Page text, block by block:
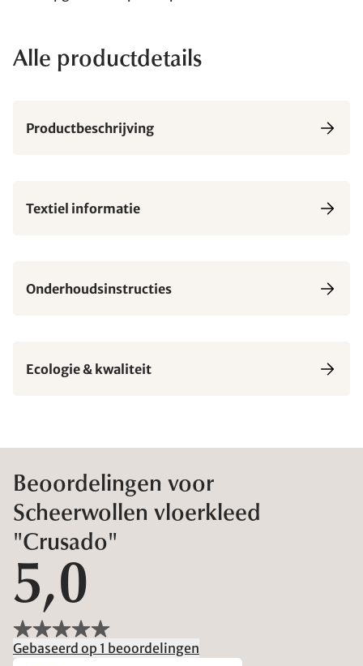
Alle productdetails
Productbeschrijving
Textiel informatie
Onderhoudsinstructies
Ecologie & kwaliteit
Beoordelingen voor
Scheerwollen vloerkleed
"Crusado"
5,0
Gebaseerd op 1 beoordelingen